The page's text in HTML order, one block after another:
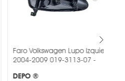
Lupo Izquierdo
019-3113-07 -